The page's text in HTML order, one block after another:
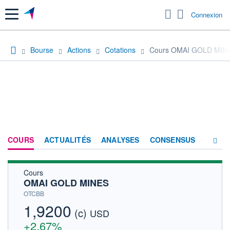
Menu Connexion
Bourse Actions Cotations Cours OMAI GOLD
COURS ACTUALITÉS ANALYSES CONSENSUS
Cours
OMAI GOLD MINES
OTCBB
1,9200 (c) USD
+2,67%